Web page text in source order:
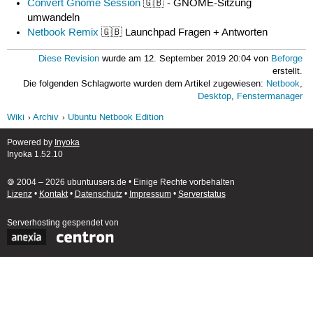
Convert Gnome Session 🇬🇧 - GNOME-Sitzung
umwandeln
Netbook Remix 🇬🇧 Launchpad Fragen + Antworten
Diese Revision wurde am 12. September 2019 20:04 von Beforge
erstellt.
Die folgenden Schlagworte wurden dem Artikel zugewiesen: Netbook,
Desktop, Fenstermanager
Wiki
Archiv Ubuntu Netbook Edition
Powered by Inyoka
Inyoka 1.52.10
🄯 2004 – 2026 ubuntuusers.de • Einige Rechte vorbehalten
Lizenz• Kontakt• Datenschutz• Impressum• Serverstatus
Serverhosting gespendet von